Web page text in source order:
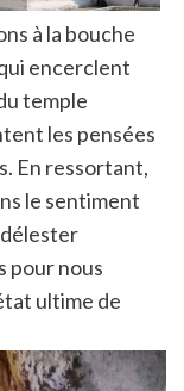
à la bouche
encerclent
temple
les pensées
En ressortant,
le sentiment
pour nous
ultime de